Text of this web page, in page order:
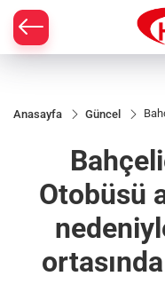
Anasayfa Güncel
Otobüsü